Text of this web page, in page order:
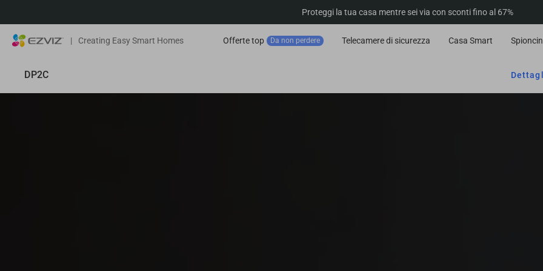
Proteggi la tua casa mentre sei via con sconti fino al 67%
| Creating Easy Smart Homes Offerte top Da non perdere Telecamere di sicurezza Casa Smart
DP2C